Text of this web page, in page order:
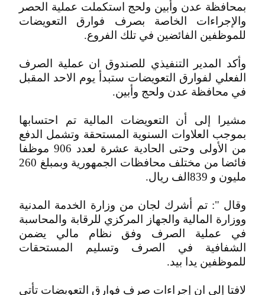
بمحافظة عدن وأبين ولحج استكملت عملية الحصر
والإجراءات الخاصة بصرف فوارق التعويضات
للموظفين الفائضين في تلك الفروع.
وأكد المدير التنفيذي للصندوق ان عملية الصرف
الفعلي لفوارق التعويضات ستبدأ يوم الاحد المقبل
في محافظة عدن ولحج وأبين.
مشيرا إلى أن التعويضات المالية تم احتسابها
بموجب العلاوات السنوية المستحقة وتشمل الدفع
من الأولى وحتى الحادية عشرة لعدد 906 موظفا
فائضا من مختلف محافظات الجمهورية وبمبلغ 260
مليون و 839الف ريال.
وقال ": تم أشرك لجان من وزارة الخدمة المدنية
ووزارة المالية والجهاز المركزي للرقابة والمحاسبة
في عملية الصرف وفق نظام مالي يضمن
الشفافية في الصرف وتسليم المستحقات
للموظفين يدا بيد.
لافتا إلى ان إجراءات صرف فوارق التعويضات تأتي